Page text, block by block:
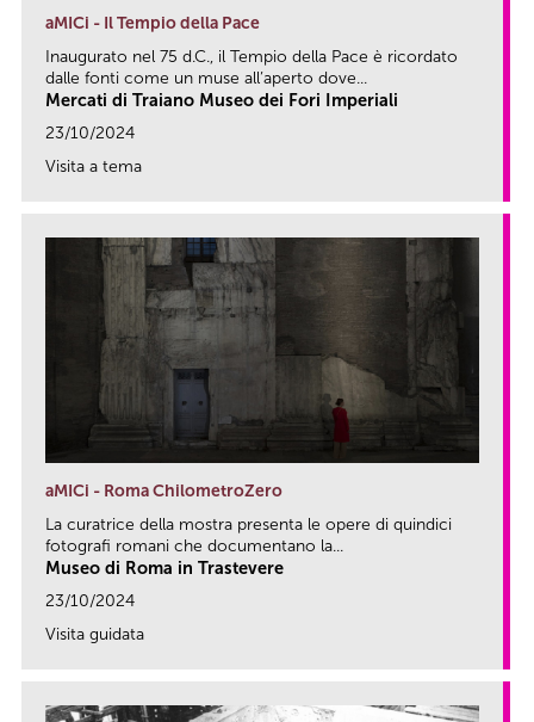
aMICi - Il Tempio della Pace
Inaugurato nel 75 d.C., il Tempio della Pace è ricordato
dalle fonti come un muse all’aperto dove...
Mercati di Traiano Museo dei Fori Imperiali
23/10/2024
Visita a tema
aMICi - Roma ChilometroZero
La curatrice della mostra presenta le opere di quindici
fotografi romani che documentano la...
Museo di Roma in Trastevere
23/10/2024
Visita guidata